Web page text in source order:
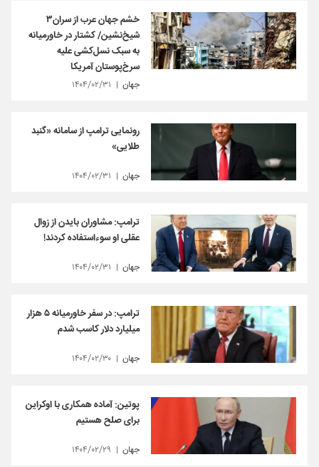
خشم جهان عرب از سران۳
شیخ‌نشین/ کشتار در خاورمیانه
به سبک نسل‌کشی علیه
سرخ‌پوستان آمریکا
جهان ۱۴۰۴/۰۲/۳۱
رونمایی ترامپ از سامانه «گنبد
طلایی»
جهان ۱۴۰۴/۰۲/۳۱
ترامپ: مشاوران بایدن از زوال
عقلی او سوءاستفاده کردند!
جهان ۱۴۰۴/۰۲/۳۱
ترامپ: در سفر خاورمیانه ۵ هزار
میلیارد دلار کاسب شدم
جهان ۱۴۰۴/۰۲/۳۰
پوتین: آماده همکاری با اوکراین
برای صلح هستیم
جهان ۱۴۰۴/۰۲/۲۹